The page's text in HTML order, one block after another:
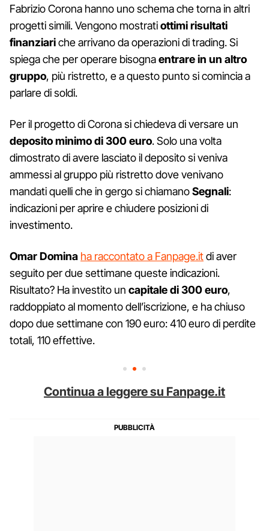
Fabrizio Corona hanno uno schema che torna in altri
progetti simili. Vengono mostratiottimi risultati
finanziariche arrivano da operazioni di trading. Si
spiega che per operare bisognaentrare in un altro
gruppo, più ristretto, e a questo punto si comincia a
parlare di soldi.
Per il progetto di Corona si chiedeva di versare un
deposito minimo di 300 euro. Solo una volta
dimostrato di avere lasciato il deposito si veniva
ammessi al gruppo più ristretto dove venivano
mandati quelli che in gergo si chiamanoSegnali:
indicazioni per aprire e chiudere posizioni di
investimento.
Omar Domina ha raccontato a Fanpage.itdi aver
seguito per due settimane queste indicazioni.
Risultato? Ha investito un capitale di 300 euro,
raddoppiato al momento dell’iscrizione, e ha chiuso
dopo due settimane con 190 euro: 410 euro di perdite
totali, 110 effettive.
Continua a leggere su Fanpage.it